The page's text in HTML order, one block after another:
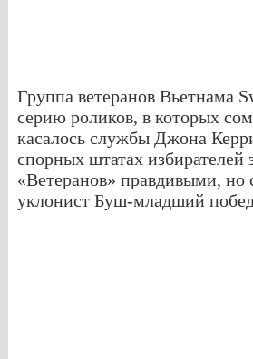
Группа ветеранов Вьетнама
серию роликов, в которых
касалось службы Джона
спорных штатах избирателей
«Ветеранов» правдивыми, но
уклонист Буш-младший